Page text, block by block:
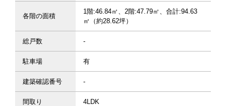
各階の面積
1階:46.84㎡、2階:47.79㎡、合計:94.63
㎡（約28.62坪）
総戸数 -
駐車場 有
建築確認番号 -
間取り 4LDK